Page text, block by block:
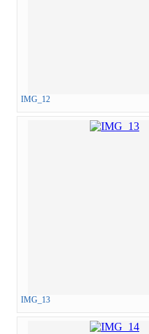
IMG_12
IMG_13